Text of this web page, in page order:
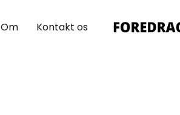
Om Kontakt os